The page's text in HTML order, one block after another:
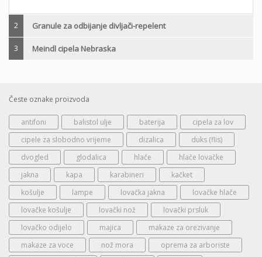
2 Granule za odbijanje divljači-repelent
3 Meindl cipela Nebraska
Česte oznake proizvoda
antifoni balistol ulje baterija
cipela za lov
cipele za slobodno vrijeme
dizalica
duks (flis)
dvogled
glodalica hlače
hlače lovačke
jakna
kapa karabineri
kačket
košulje
lampe lovačka jakna
lovačke hlače
lovačke košulje
lovački nož
lovački prsluk
lovačko odijelo
majica
makaze za orezivanje
makaze za voce
nož mora
oprema za arboriste